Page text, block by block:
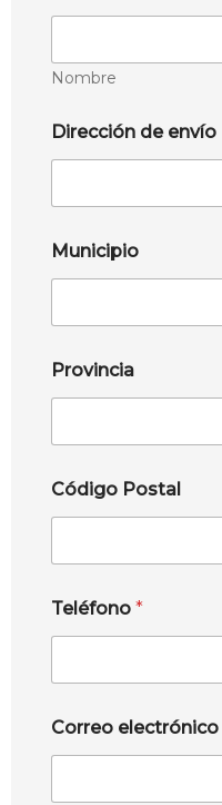
Nombre
Dirección de envío
Municipio
Provincia
Código Postal
Teléfono *
Correo electrónico